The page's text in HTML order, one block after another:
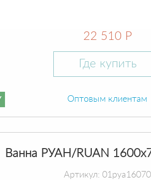
22 510 Р
Где купить
Оптовым клиентам
Ванна РУАН/RUAN
Артикул: 01руа16070